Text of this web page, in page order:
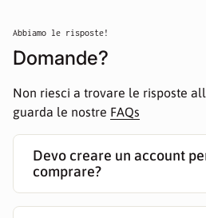
Abbiamo le risposte!
Domande?
Non riesci a trovare le risposte
guarda le nostre FAQs
Devo creare un account
comprare?